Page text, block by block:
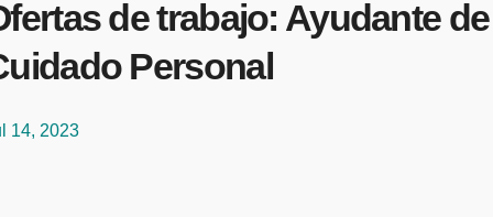
de trabajo: Ayudante de
Personal
14, 2023